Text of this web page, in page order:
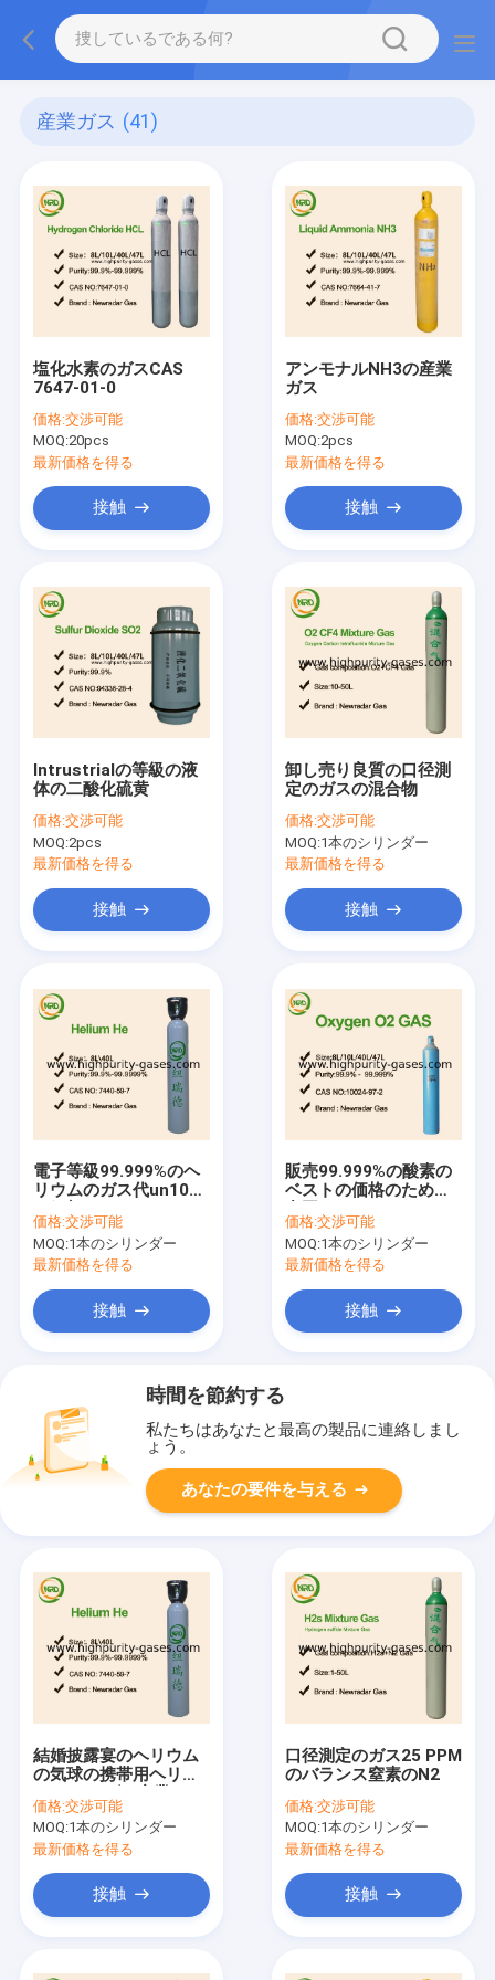
産業ガス (41)
塩化水素のガスCAS
7647-01-0
価格:交渉可能
MOQ:20pcs
最新価格を得る
接触
アンモナルNH3の産業
ガス
価格:交渉可能
MOQ:2pcs
最新価格を得る
接触
Intrustrialの等級の液
体の二酸化硫黄
価格:交渉可能
MOQ:2pcs
最新価格を得る
接触
卸し売り良質の口径測
定のガスの混合物
価格:交渉可能
MOQ:1本のシリンダー
最新価格を得る
接触
電子等級99.999%のヘ
リウムのガス代un1046
価格:交渉可能
MOQ:1本のシリンダー
最新価格を得る
接触
販売99.999%の酸素の
ベストの価格のための
ガス
価格:交渉可能
MOQ:1本のシリンダー
最新価格を得る
接触
時間を節約する
私たちはあなたと最高の製品に連絡しまし
ょう。
あなたの要件を与える
結婚披露宴のヘリウム
の気球の携帯用ヘリウ
の安全のため
価格:交渉可能
MOQ:1本のシリンダー
最新価格を得る
接触
口径測定のガス25 PPM
のバランス窒素のN2
価格:交渉可能
MOQ:1本のシリンダー
最新価格を得る
接触